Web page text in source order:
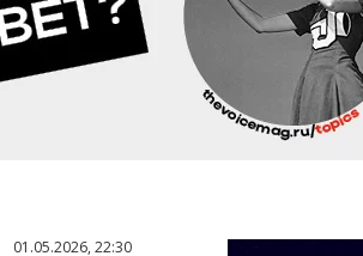
01.05.2026, 22:30